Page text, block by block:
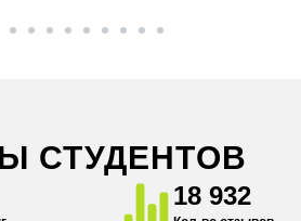
СТУДЕНТОВ
18 932